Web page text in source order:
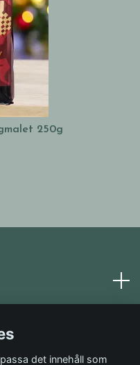
250g
det innehåll som